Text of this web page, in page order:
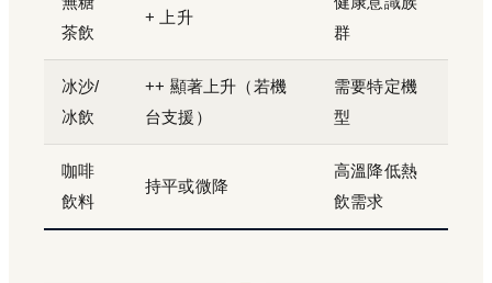
茶飲
+ 上升
群
冰沙/
冰飲
++ 顯著上升（若機
台支援）
需要特定機
型
咖啡
飲料
持平或微降
高溫降低熱
飲需求